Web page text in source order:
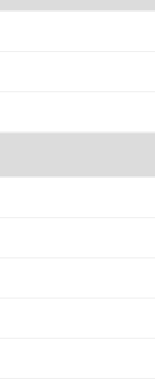
さい。
や調節ひもが付いている、極端
用の環境（コンピュータ画
売り違い、店舗からのお取